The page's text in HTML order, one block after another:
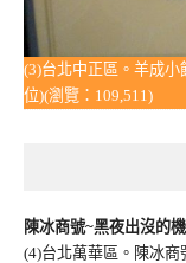
(3)台北中正區。羊成
位)(瀏覽：109,511)
陳冰商號~黑夜出沒的
(4)台北萬華區。陳冰